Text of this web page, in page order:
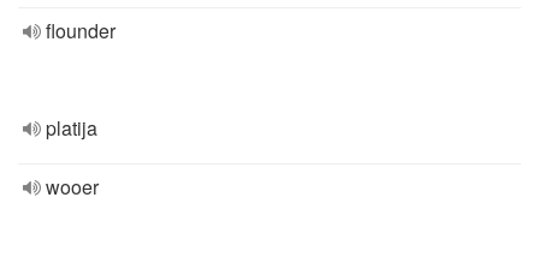
flounder
platija
wooer